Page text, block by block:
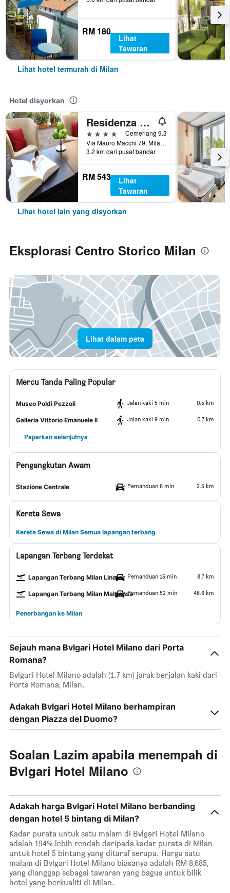
RM 180
Lihat
Tawaran
Lihat hotel termurah di Milan
Hotel disyorkan
Residenza delle Città
4 bintang
Cemerlang 9.3
Via Mauro Macchi 79, Milan, Milano, Itali
3.2 km dari pusat bandar
RM 543
Lihat
Tawaran
Lihat hotel lain yang disyorkan
Eksplorasi Centro Storico Milan
Lihat dalam peta
Mercu Tanda Paling Popular
Museo Poldi Pezzoli Jalan kaki 5 min 0.5 km
Galleria Vittorio Emanuele II Jalan kaki 9 min 0.7 km
Paparkan selanjutnya
Pengangkutan Awam
Stazione Centrale Pemanduan 6 min 2.5 km
Kereta Sewa
Kereta Sewa di Milan Semua lapangan terbang
Lapangan Terbang Terdekat
Lapangan Terbang Milan Linate Pemanduan 15 min 8.7 km
Lapangan Terbang Milan MalpensaPemanduan 52 min 46.6 km
Penerbangan ke Milan
Sejauh mana Bvlgari Hotel Milano dari Porta
Romana?
Bvlgari Hotel Milano adalah (1.7 km) jarak berjalan kaki dari
Porta Romana, Milan.
Adakah Bvlgari Hotel Milano berhampiran
dengan Piazza del Duomo?
Soalan Lazim apabila menempah di
Bvlgari Hotel Milano
Adakah harga Bvlgari Hotel Milano berbanding
dengan hotel 5 bintang di Milan?
Kadar purata untuk satu malam di Bvlgari Hotel Milano
adalah 194% lebih rendah daripada kadar purata di Milan
untuk hotel 5 bintang yang ditaraf serupa. Harga satu
malam di Bvlgari Hotel Milano biasanya adalah RM 8,685,
yang dianggap sebagai tawaran yang bagus untuk bilik
hotel yang berkualiti di Milan.